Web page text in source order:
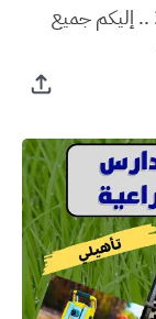
يهم كل المقبلين على مباراة التعاقد 2019 .. إليكم جميع